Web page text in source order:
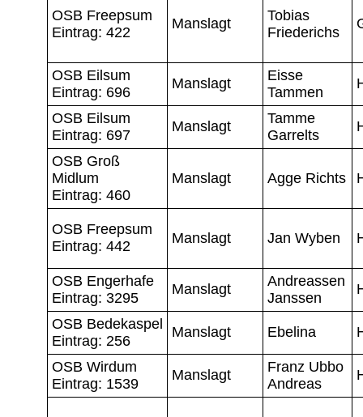
OSB Freepsum
Eintrag: 422
Manslagt
Tobias
Friederichs
OSB Eilsum
Eintrag: 696
Manslagt
Eisse
Tammen
OSB Eilsum
Eintrag: 697
Manslagt
Tamme
Garrelts
OSB Groß
Midlum
Eintrag: 460
Manslagt Agge Richts
OSB Freepsum
Eintrag: 442
Manslagt Jan Wyben
OSB Engerhafe
Eintrag: 3295
Manslagt
Andreassen
Janssen
OSB Bedekaspel
Eintrag: 256
Manslagt Ebelina
OSB Wirdum
Eintrag: 1539
Manslagt
Franz Ubbo
Andreas